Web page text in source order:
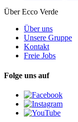
Über Ecco Verde
Über uns
Unsere Gruppe
Kontakt
Freie Jobs
Folge uns auf